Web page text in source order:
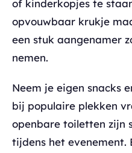
of kinderkopjes te
opvouwbaar krukje
een stuk aangenamer
nemen.
Neem je eigen snacks
bij populaire plekken
openbare toiletten zijn
tijdens het evenement.